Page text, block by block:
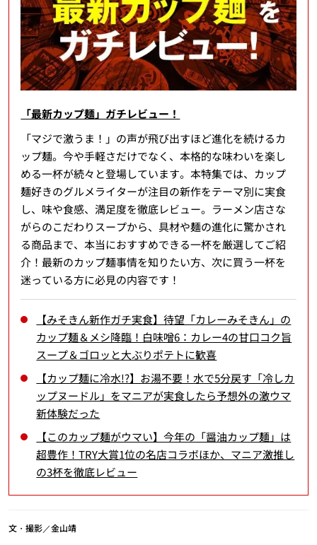
「最新カップ麺」ガチレビュー！
「マジで激うま！」の声が飛び出すほど進化を続けるカ
ップ麺。今や手軽さだけでなく、本格的な味わいを楽し
める一杯が続々と登場しています。本特集では、カップ
麺好きのグルメライターが注目の新作をテーマ別に実食
し、味や食感、満足度を徹底レビュー。ラーメン店さな
がらのこだわりスープから、具材や麺の進化に驚かされ
る商品まで、本当におすすめできる一杯を厳選してご紹
介！最新のカップ麺事情を知りたい方、次に買う一杯を
迷っている方に必見の内容です！
【みそきん新作ガチ実食】待望「カレーみそきん」の
カップ麺＆メシ降臨！白味噌6：カレー4の甘口コク旨
スープ＆ゴロッと大ぶりポテトに歓喜
【カップ麺に冷水!?】お湯不要！水で5分戻す「冷しカ
ップヌードル」をマニアが実食したら予想外の激ウマ
新体験だった
【このカップ麺がウマい】今年の「醤油カップ麺」は
超豊作！TRY大賞1位の名店コラボほか、マニア激推し
の3杯を徹底レビュー
文・撮影／金山靖